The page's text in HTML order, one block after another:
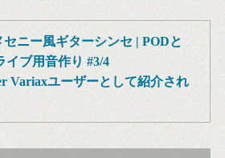
ニー風ギターシンセ | PODと
イブ用音作り #3/4
Variaxユーザーとして紹介され